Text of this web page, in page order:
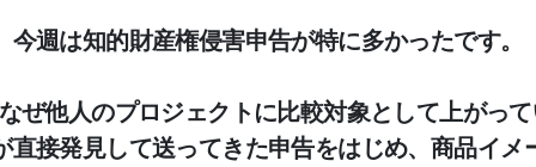
今週は知的財産権侵害申告が特に多かったです。
ぜ他人のプロジェクトに比較対象として上がって
直接発見して送ってきた申告をはじめ、商品イメ